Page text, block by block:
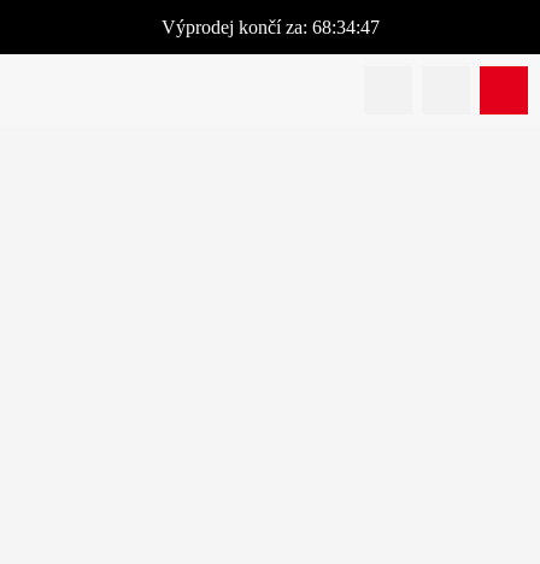
Výprodej končí za: 68:34:47